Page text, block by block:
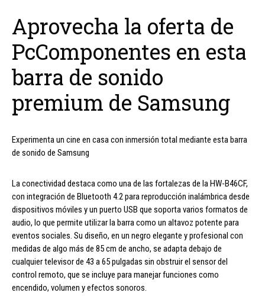
Aprovecha la oferta de
PcComponentes en esta
barra de sonido
premium de Samsung
Experimenta un cine en casa con inmersión total mediante esta barra
de sonido de Samsung
La conectividad destaca como una de las fortalezas de la HW-B46CF,
con integración de Bluetooth 4.2 para reproducción inalámbrica desde
dispositivos móviles y un puerto USB que soporta varios formatos de
audio, lo que permite utilizar la barra como un altavoz potente para
eventos sociales. Su diseño, en un negro elegante y profesional con
medidas de algo más de 85 cm de ancho, se adapta debajo de
cualquier televisor de 43 a 65 pulgadas sin obstruir el sensor del
control remoto, que se incluye para manejar funciones como
encendido, volumen y efectos sonoros.